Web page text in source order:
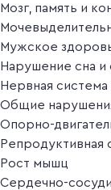
Мозг, память и
Мужское
Нарушение сна и
Нервная система
Общие
Опорно-
Репродуктивная
Рост мышц
Сердечно-